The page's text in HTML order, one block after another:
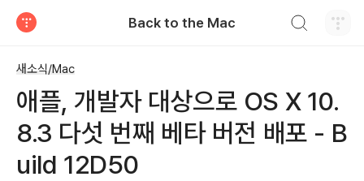
Back to the Mac
새소식/Mac
애플, 개발자 대상으로 OS X 10.
8.3 다섯 번째 베타 버전 배포 - B
uild 12D50